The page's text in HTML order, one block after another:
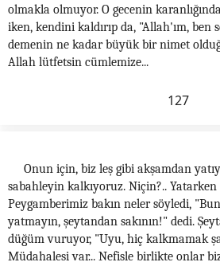
olmakla olmuyor. O gecenin
iken, kendini kaldırıp da, "Allah'ım, ben
demenin ne kadar büyük bir nimet
Allah lütfetsin cümlemize...
127
Onun için, biz leş gibi akşamdan
sabahleyin kalkıyoruz. Niçin?..
Peygamberimiz bakın neler söyledi,
yatmayın, şeytandan sakının!" dedi.
düğüm vuruyor, "Uyu, hiç kalkmamak
Müdahalesi var... Nefisle birlikte onlar